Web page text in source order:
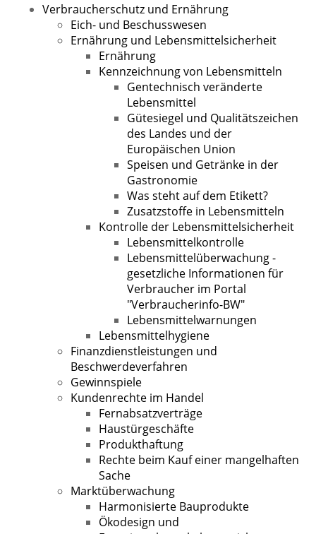
Verbraucherschutz und Ernährung
Eich- und Beschusswesen
Ernährung und Lebensmittelsicherheit
Ernährung
Kennzeichnung von Lebensmitteln
Gentechnisch veränderte
Lebensmittel
Gütesiegel und Qualitätszeichen
des Landes und der
Europäischen Union
Speisen und Getränke in der
Gastronomie
Was steht auf dem Etikett?
Zusatzstoffe in Lebensmitteln
Kontrolle der Lebensmittelsicherheit
Lebensmittelkontrolle
Lebensmittelüberwachung -
gesetzliche Informationen für
Verbraucher im Portal
"Verbraucherinfo-BW"
Lebensmittelwarnungen
Lebensmittelhygiene
Finanzdienstleistungen und
Beschwerdeverfahren
Gewinnspiele
Kundenrechte im Handel
Fernabsatzverträge
Haustürgeschäfte
Produkthaftung
Rechte beim Kauf einer mangelhaften
Sache
Marktüberwachung
Harmonisierte Bauprodukte
Ökodesign und